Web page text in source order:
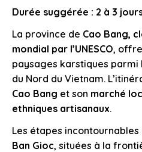
Durée suggérée : 2 à 3
La province de Cao Bang,
mondial par l’UNESCO,
paysages karstiques parmi
du Nord du Vietnam.
Cao Bang et son marché
ethniques artisanaux.
Les étapes incontournables
Ban Gioc, situées à la